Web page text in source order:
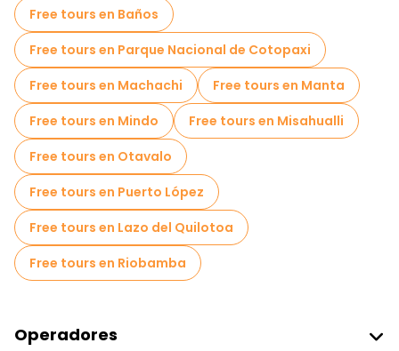
Free tour por el casco antiguo en Quito
Tours mercados en Quito
Tours de degustación locales en Quito
Free tours de un día en Quito
Tours en bicicleta en Quito
Tours gastronómicos en Quito
Free tours cerca Independence Square
Free tours cerca Palacio Arzobispal
Free tours en Baños
Free tours en Parque Nacional de Cotopaxi
Free tours en Machachi
Free tours en Manta
Free tours en Mindo
Free tours en Misahualli
Free tours en Otavalo
Free tours en Puerto López
Free tours en Lazo del Quilotoa
Free tours en Riobamba
Operadores